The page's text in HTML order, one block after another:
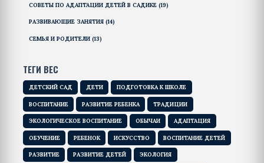
СОВЕТЫ ПО АДАПТАЦИИ ДЕТЕЙ В САДИКЕ (19)
РАЗВИВАЮЩИЕ ЗАНЯТИЯ (14)
СЕМЬЯ И РОДИТЕЛИ (13)
ТЕГИ ВЕС
ДЕТСКИЙ САД ДЕТИ ПОДГОТОВКА К ШКОЛЕ
ВОСПИТАНИЕ РАЗВИТИЕ РЕБЕНКА ТРАДИЦИИ
ЭКОЛОГИЧЕСКОЕ ВОСПИТАНИЕ ОБЫЧАИ АДАПТАЦИЯ
ОБУЧЕНИЕ РЕБЕНОК ИСКУССТВО ВОСПИТАНИЕ ДЕТЕЙ
РАЗВИТИЕ РАЗВИТИЕ ДЕТЕЙ ЭКОЛОГИЯ